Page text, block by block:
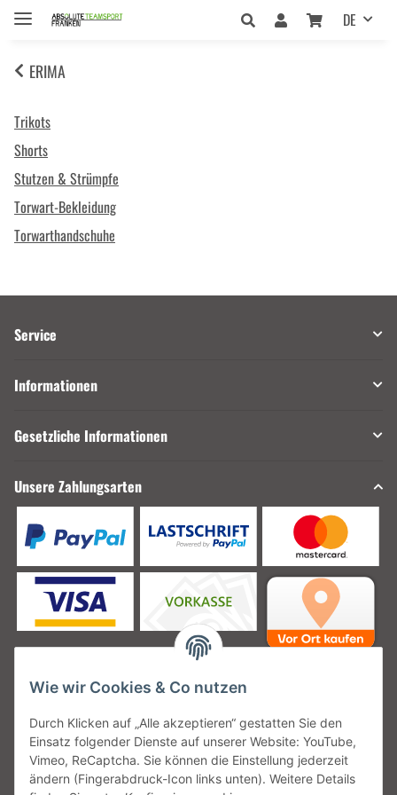
DE
ERIMA
Trikots
Shorts
Stutzen & Strümpfe
Torwart-Bekleidung
Torwarthandschuhe
Service
Informationen
Gesetzliche Informationen
Unsere Zahlungsarten
Unsere Versanddienstleister
Wie wir Cookies & Co nutzen
Durch Klicken auf „Alle akzeptieren“ gestatten Sie den
Einsatz folgender Dienste auf unserer Website: YouTube,
Vimeo, ReCaptcha. Sie können die Einstellung jederzeit
ändern (Fingerabdruck-Icon links unten). Weitere Details